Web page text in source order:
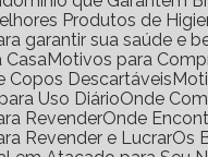
Melhores Produtos de
garantir sua saúde e
Casa
Motivos para
Copos Descartáveis
Uso Diário
Onde
Revender
Onde
Revender e Lucrar